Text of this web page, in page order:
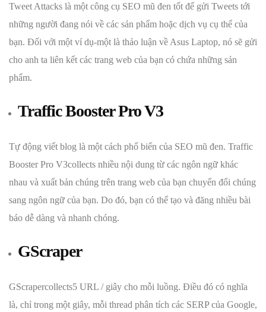
Tweet Attacks là một công cụ SEO mũ đen tốt để gửi Tweets tới
những người đang nói về các sản phẩm hoặc dịch vụ cụ thể của
bạn. Đối với một ví dụ-một là thảo luận về Asus Laptop, nó sẽ gửi
cho anh ta liên kết các trang web của bạn có chứa những sản
phẩm.
Traffic Booster Pro V3
Tự động viết blog là một cách phổ biến của SEO mũ đen. Traffic
Booster Pro V3collects nhiều nội dung từ các ngôn ngữ khác
nhau và xuất bản chúng trên trang web của bạn chuyển đổi chúng
sang ngôn ngữ của bạn. Do đó, bạn có thể tạo và đăng nhiều bài
báo dễ dàng và nhanh chóng.
GScraper
GScrapercollects5 URL / giây cho mỗi luồng. Điều đó có nghĩa
là, chỉ trong một giây, mỗi thread phân tích các SERP của Google,